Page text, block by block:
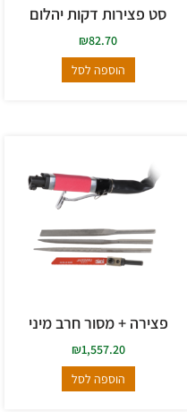
סט פצירות דקות יהלום
₪82.70
הוספה לסל
פצירה + מסור חרב מיני
₪1,557.20
הוספה לסל